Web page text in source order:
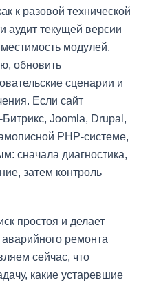
к разовой технической
аудит текущей версии
модулей,
обновить
сценарии и
Если сайт
Joomla, Drupal,
PHP-системе,
сначала диагностика,
затем контроль
простоя и делает
ремонта
сейчас, что
какие устаревшие